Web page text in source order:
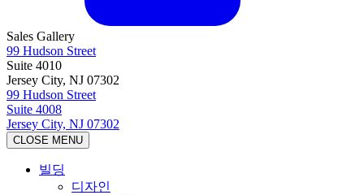
Sales Gallery
99 Hudson Street
Suite 4010
Jersey City, NJ 07302
99 Hudson Street
Suite 4008
Jersey City, NJ 07302
CLOSE MENU
빌딩
디자인